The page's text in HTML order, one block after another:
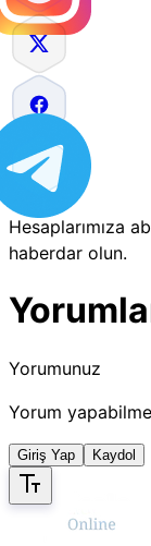
Hesaplarımıza
haberdar olun.
Yorumunuz
Yorum
Giriş Yap Kaydol